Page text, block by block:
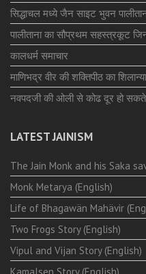
सिद्धाचल मध्ये जैन साइट भुवन
पालीताना का सौप्रथम सहस्त्रकूट
कालधर्म समाचार
माणिभद्र वीर की शक्तिपीठ का
नवपदजी की ओली से कोढ दूर हो सकते
LATEST JAINISM
The Jain Monk and his Saka
Monk Metarya (English)
Life of Bhagawän Mahävir
Two Frogs Story (English)
Vipul and Vijan Story (English)